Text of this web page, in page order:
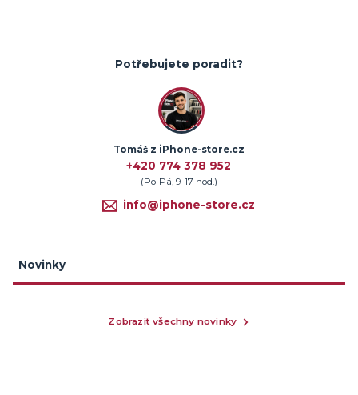
Potřebujete poradit?
Tomáš z iPhone-store.cz
+420 774 378 952
(Po-Pá, 9-17 hod.)
info@iphone-store.cz
Novinky
Zobrazit všechny novinky